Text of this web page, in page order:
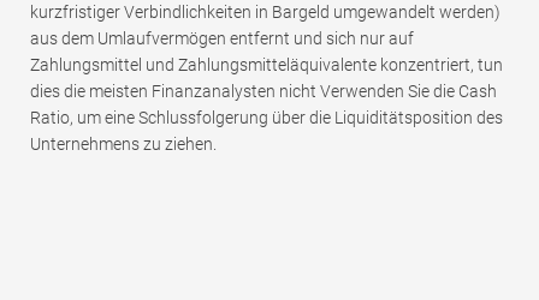
kurzfristiger Verbindlichkeiten in Bargeld umgewandelt werden)
aus dem Umlaufvermögen entfernt und sich nur auf
Zahlungsmittel und Zahlungsmitteläquivalente konzentriert, tun
dies die meisten Finanzanalysten nicht Verwenden Sie die Cash
Ratio, um eine Schlussfolgerung über die Liquiditätsposition des
Unternehmens zu ziehen.